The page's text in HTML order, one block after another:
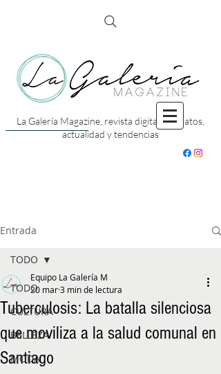
La Galería Magazine, revista digital con datos,
actualidad y tendencias
Entrada
TODO
CULTURA
BELLEZA
MODA
TODO
Tuberculosis: La batalla silenciosa
que moviliza a la salud comunal en
Santiago
Equipo La Galería M
20 mar3 min de lectura